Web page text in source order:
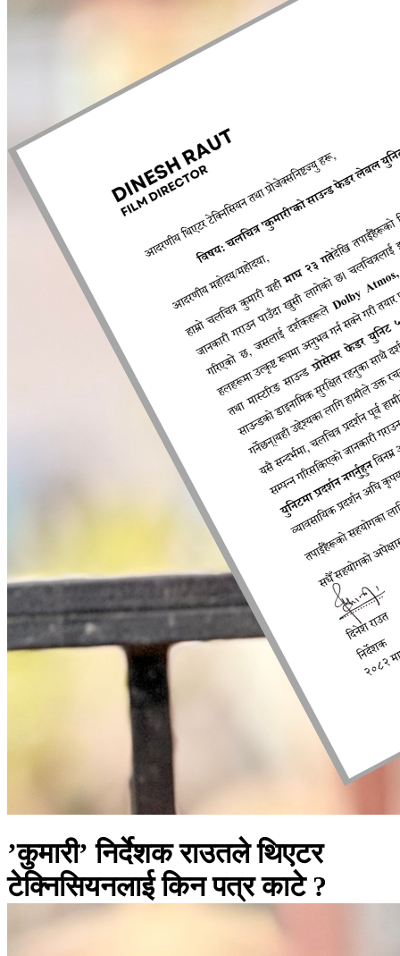
’कुमारी’ निर्देशक राउतले थिएटर
टेक्निसियनलाई किन पत्र काटे ?